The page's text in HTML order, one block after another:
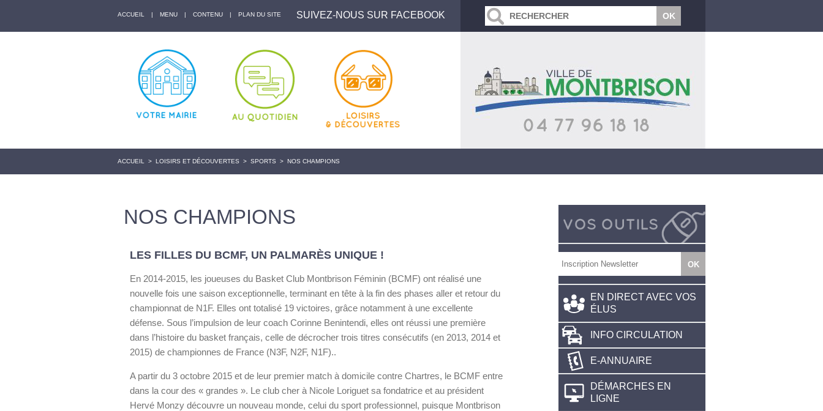
ACCUEIL | MENU | CONTENU | PLAN DU SITE SUIVEZ-NOUS SUR FACEBOOK
ACCUEIL > LOISIRS ET DÉCOUVERTES > SPORTS > NOS CHAMPIONS
NOS CHAMPIONS
LES FILLES DU BCMF, UN PALMARÈS UNIQUE !
En 2014-2015, les joueuses du Basket Club Montbrison Féminin (BCMF) ont réalisé une
nouvelle fois une saison exceptionnelle, terminant en tête à la fin des phases aller et retour du
championnat de N1F. Elles ont totalisé 19 victoires, grâce notamment à une excellente
défense. Sous l’impulsion de leur coach Corinne Benintendi, elles ont réussi une première
dans l’histoire du basket français, celle de décrocher trois titres consécutifs (en 2013, 2014 et
2015) de championnes de France (N3F, N2F, N1F)..
A partir du 3 octobre 2015 et de leur premier match à domicile contre Chartres, le BCMF entre
dans la cour des « grandes ». Le club cher à Nicole Loriguet sa fondatrice et au président
Hervé Monzy découvre un nouveau monde, celui du sport professionnel, puisque Montbrison
EN DIRECT AVEC VOS
ÉLUS
INFO CIRCULATION
E-ANNUAIRE
DÉMARCHES EN
LIGNE